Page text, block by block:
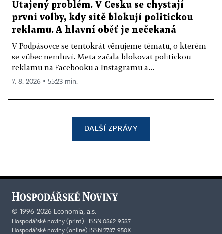
Utajený problém. V Česku se chystají
první volby, kdy sítě blokují politickou
reklamu. A hlavní oběť je nečekaná
V Podpásovce se tentokrát věnujeme tématu, o kterém
se vůbec nemluví. Meta začala blokovat politickou
reklamu na Facebooku a Instagramu a...
7. 8. 2026 ▪ 55:23 min.
DALŠÍ ZPRÁVY
© 1996-2026 Economia, a.s.
Hospodářské noviny (print) ISSN 0862-9587
Hospodářské noviny (online) ISSN 2787-950X